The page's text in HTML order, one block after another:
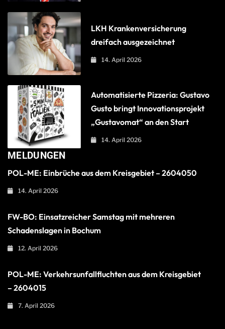
LKH Krankenversicherung
dreifach ausgezeichnet
14. April 2026
Automatisierte Pizzeria: Gustavo
Gusto bringt Innovationsprojekt
„Gustavomat“ an den Start
14. April 2026
MELDUNGEN
POL-ME: Einbrüche aus dem Kreisgebiet – 2604050
14. April 2026
FW-BO: Einsatzreicher Samstag mit mehreren
Schadenslagen in Bochum
12. April 2026
POL-ME: Verkehrsunfallfluchten aus dem Kreisgebiet
– 2604015
7. April 2026